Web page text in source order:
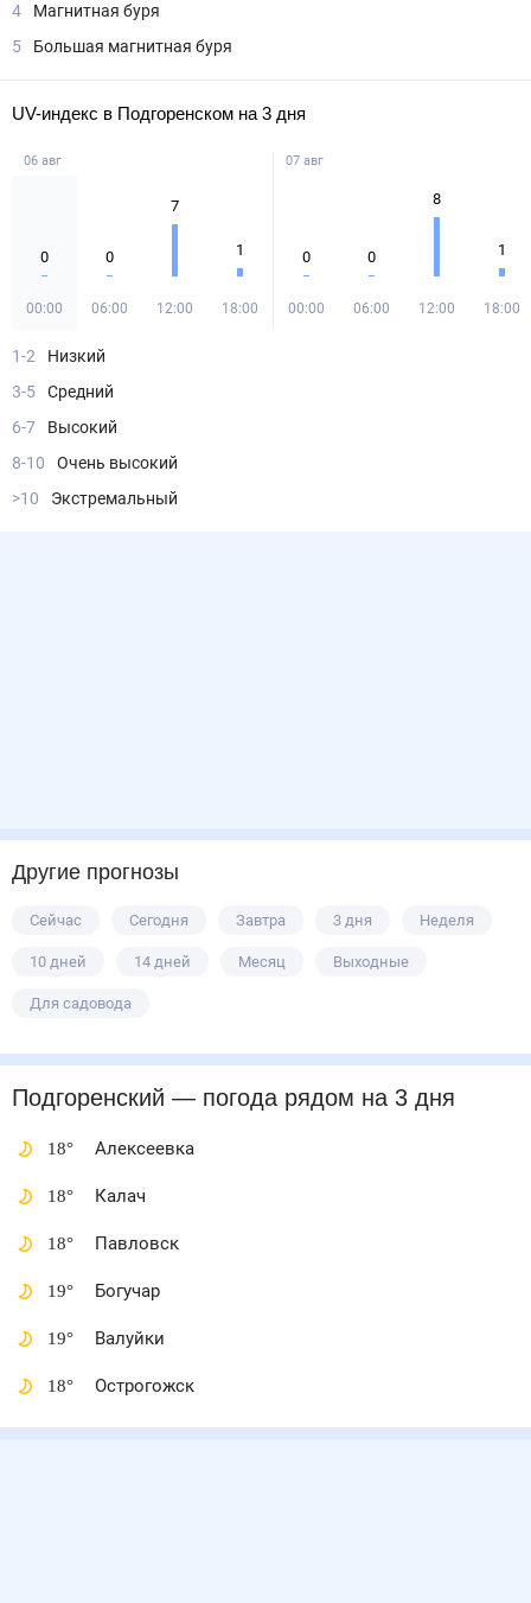
4
Магнитная буря
5
Большая магнитная буря
UV-индекс в Подгоренском на 3 дня
06 авг
0
00:00
0
06:00
7
12:00
1
18:00
07 авг
0
00:00
0
06:00
8
12:00
1
18:00
1-2
Низкий
3-5
Средний
6-7
Высокий
8-10
Очень высокий
>10
Экстремальный
Другие прогнозы
Сейчас Сегодня Завтра 3 дня Неделя
10 дней 14 дней Месяц Выходные
Для садовода
Подгоренский— погода рядом на 3 дня
18° Алексеевка
18° Калач
18° Павловск
19° Богучар
19° Валуйки
18° Острогожск